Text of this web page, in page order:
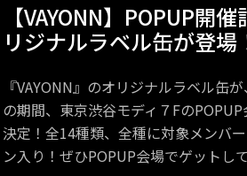
【VAYONN】POPUP開
リジナルラベル缶が登場
『VAYONN』のオリジナルラベル缶
の期間、東京渋谷モディ７Fの
決定！全14種類、全種に対象メンバ
ン入り！ぜひPOPUP会場でゲットし